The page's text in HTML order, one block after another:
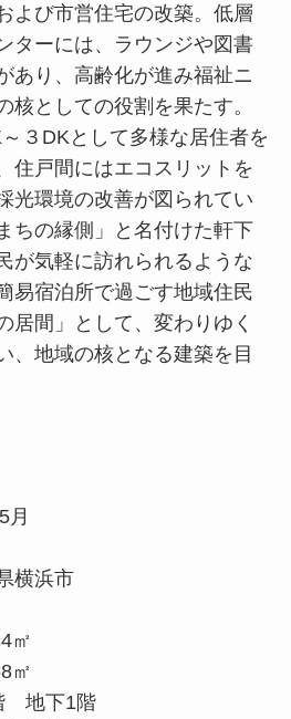
よび市営住宅の改築。低層
ターには、ラウンジや図書
あり、高齢化が進み福祉ニ
核としての役割を果たす。
３DKとして多様な居住者を
住戸間にはエコスリットを
光環境の改善が図られてい
ちの縁側」と名付けた軒下
が気軽に訪れられるような
易宿泊所で過ごす地域住民
居間」として、変わりゆく
、地域の核となる建築を目
浜市
㎡
㎡
下1階